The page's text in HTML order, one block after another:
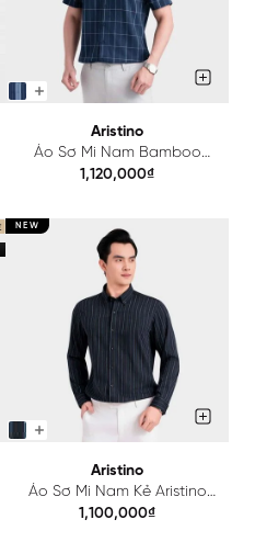
Aristino
Áo Sơ Mi Nam Bamboo
Aristino Regular Fit
1,120,000₫
NEW
Aristino
Áo Sơ Mi Nam Kẻ Aristino
ALS579S0H2
1,100,000₫